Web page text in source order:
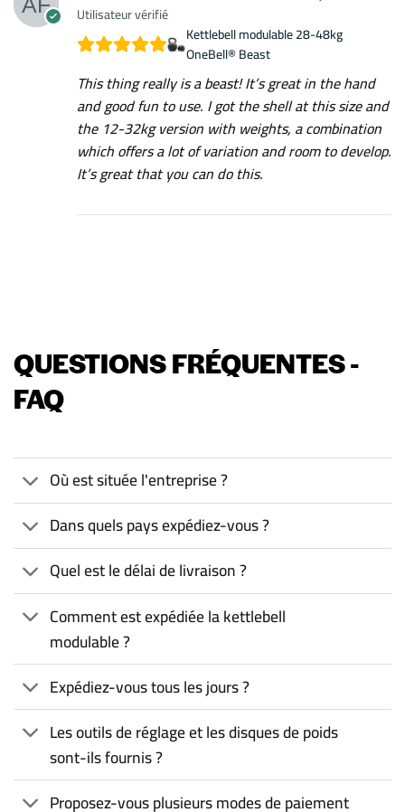
Utilisateur vérifié
Kettlebell modulable 28-48kg
OneBell® Beast
This thing really is a beast! It’s great in the hand
and good fun to use. I got the shell at this size and
the 12-32kg version with weights, a combination
which offers a lot of variation and room to develop.
It’s great that you can do this.
QUESTIONS FRÉQUENTES -
FAQ
Où est située l'entreprise ?
Dans quels pays expédiez-vous ?
Quel est le délai de livraison ?
Comment est expédiée la kettlebell
modulable ?
Expédiez-vous tous les jours ?
Les outils de réglage et les disques de poids
sont-ils fournis ?
Proposez-vous plusieurs modes de paiement